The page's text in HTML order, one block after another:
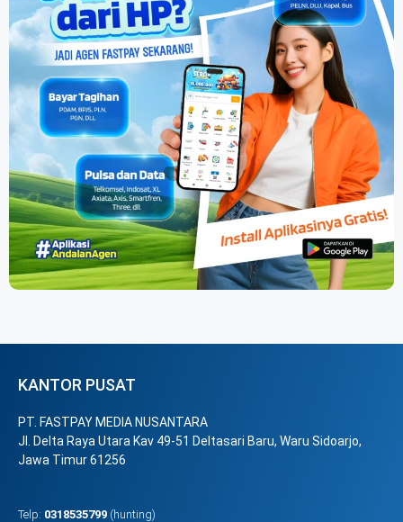
KANTOR PUSAT
PT. FASTPAY MEDIA NUSANTARA
Jl. Delta Raya Utara Kav 49-51 Deltasari Baru, Waru Sidoarjo,
Jawa Timur 61256
Telp: 0318535799 (hunting)